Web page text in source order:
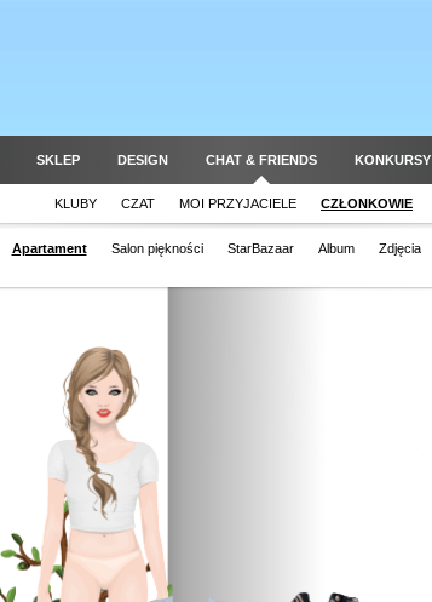
SKLEP DESIGN CHAT & FRIENDS KONKURSY
KLUBY CZAT MOI PRZYJACIELE CZŁONKOWIE
Apartament Salon piękności StarBazaar Album Zdjęcia